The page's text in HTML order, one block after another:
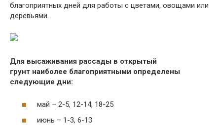
благоприятных дней для работы с цветами, овощами или
деревьями.
Для высаживания рассады в открытый
грунт наиболее благоприятными определены
следующие дни:
май – 2-5, 12-14, 18-25
июнь – 1-3, 6-13